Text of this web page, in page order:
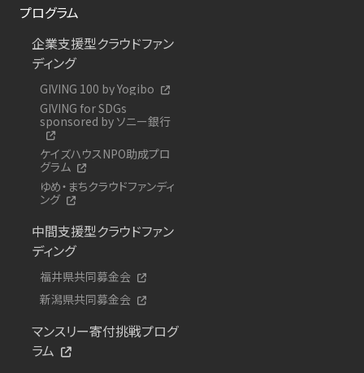
プログラム
企業支援型クラウドファン
ディング
GIVING 100 by Yogibo
GIVING for SDGs
sponsored by ソニー銀行
ケイズハウスNPO助成プロ
グラム
ゆめ・まちクラウドファンディ
ング
中間支援型クラウドファン
ディング
福井県共同募金会
新潟県共同募金会
マンスリー寄付挑戦プログ
ラム